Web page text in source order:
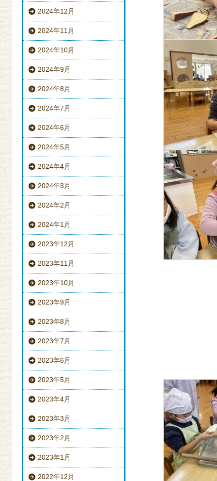
2024年12月
2024年11月
2024年10月
2024年9月
2024年8月
2024年7月
2024年6月
2024年5月
2024年4月
2024年3月
2024年2月
2024年1月
2023年12月
2023年11月
2023年10月
2023年9月
2023年8月
2023年7月
2023年6月
2023年5月
2023年4月
2023年3月
2023年2月
2023年1月
2022年12月